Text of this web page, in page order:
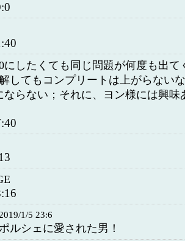
にしたくても同じ問題が何度も出て
してもコンプリートは上がらない
ならない；それに、ヨン様には興味
2019/1/5 23:6
ルシェに愛された男！